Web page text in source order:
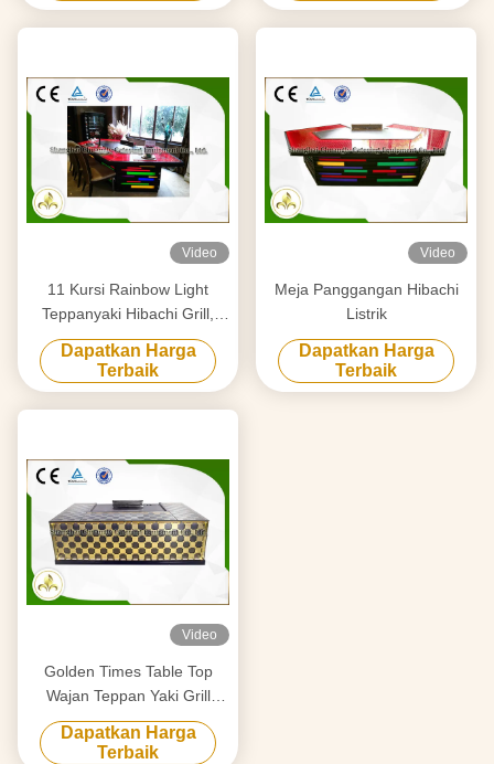
Video
11 Kursi Rainbow Light
Teppanyaki Hibachi Grill,
Piring Teppanyaki Stainless
Steel
Dapatkan Harga
Terbaik
Video
Meja Panggangan Hibachi
Listrik
Dapatkan Harga
Terbaik
Video
Golden Times Table Top
Wajan Teppan Yaki Grill
Stainless Steel 304 / Bahan
Baja Paduan
Dapatkan Harga
Terbaik